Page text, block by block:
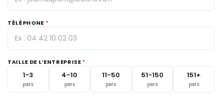
TÉLÉPHONE *
TAILLE DE L’ENTREPRISE *
1-3
pers
4-10
pers
11-50
pers
51-150
pers
151+
pers